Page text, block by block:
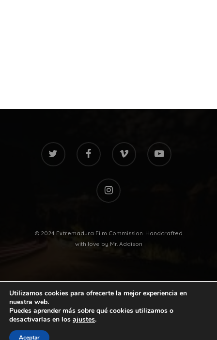
twitter facebook vimeo youtube
instagram
© 2024 Extremadura Film Commission. Handcrafted
with love by Mr. Addison
Utilizamos cookies para ofrecerte la mejor experiencia en
nuestra web.
Puedes aprender más sobre qué cookies utilizamos o
desactivarlas en los ajustes.
Aceptar
twitter facebook